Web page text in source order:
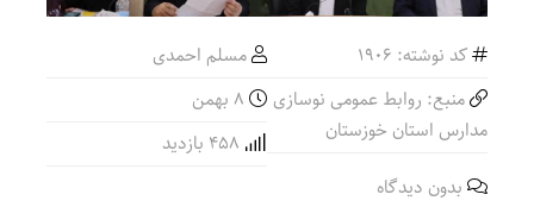
کد نوشته: 1906
مسلم احمدی
منبع: روابط عمومی نوسازی
مدارس استان خوزستان
بدون دیدگاه